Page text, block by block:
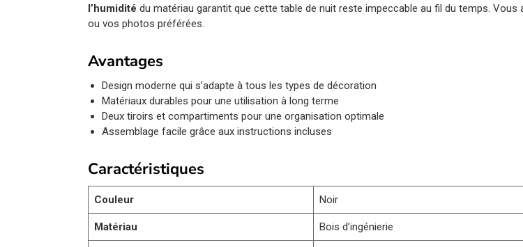
l’humidité du matériau garantit que cette table de nuit reste impeccable au fil du temps.
ou vos photos préférées.
Avantages
Design moderne qui s’adapte à tous les types de décoration
Matériaux durables pour une utilisation à long terme
Deux tiroirs et compartiments pour une organisation optimale
Assemblage facile grâce aux instructions incluses
Caractéristiques
Couleur Noir
Matériau Bois d’ingénierie